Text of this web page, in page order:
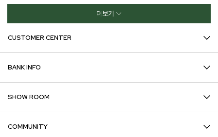
더보기
CUSTOMER CENTER
BANK INFO
SHOW ROOM
COMMUNITY